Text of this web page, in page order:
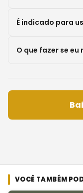
É indicado para
O que fazer se
VOCÊ TAMBÉM